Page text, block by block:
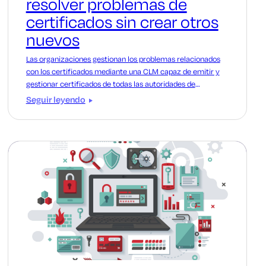
certificados sin crear otros
nuevos
Las organizaciones gestionan los problemas relacionados
con los certificados mediante una CLM capaz de emitir y
gestionar certificados de todas las autoridades de
certificación que utiliza la organización, tanto en la
Seguir leyendo